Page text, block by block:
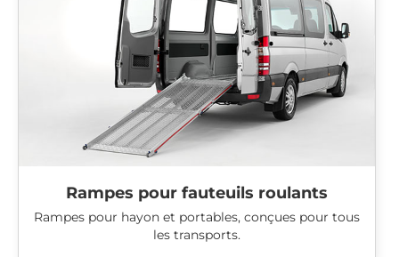
Rampes pour fauteuils roulants
Rampes pour hayon et portables, conçues pour tous
les transports.